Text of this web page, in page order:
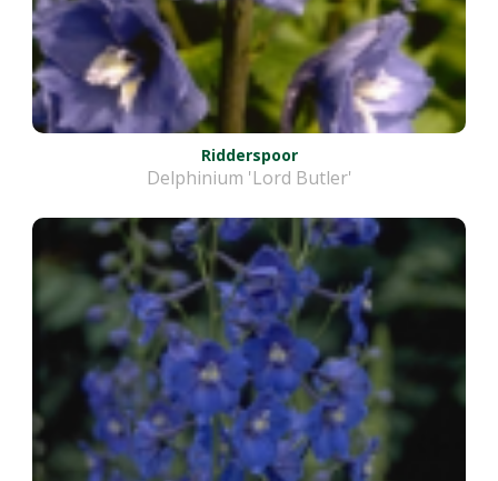
Ridderspoor
Delphinium 'Lord Butler'